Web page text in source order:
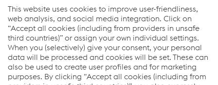
Pavel Zajic
Sales Road Safety - International
Mob.+420/722/917516